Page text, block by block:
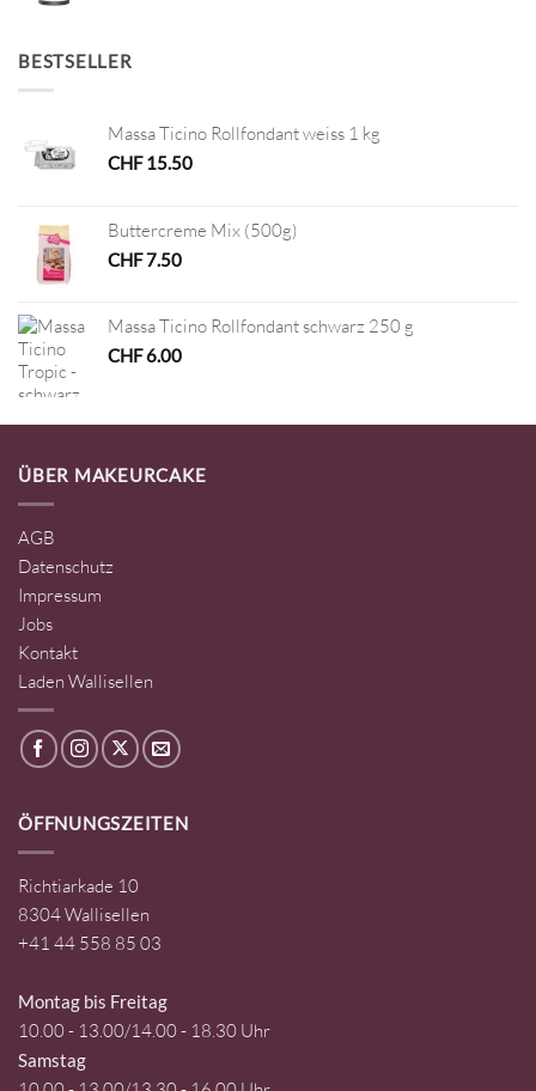
BESTSELLER
Massa Ticino Rollfondant weiss 1 kg
CHF15.50
Buttercreme Mix (500g)
CHF7.50
Massa Ticino Rollfondant schwarz 250 g
CHF6.00
ÜBER MAKEURCAKE
AGB
Datenschutz
Impressum
Jobs
Kontakt
Laden Wallisellen
ÖFFNUNGSZEITEN
Richtiarkade 10
8304 Wallisellen
+41 44 558 85 03
Montag bis Freitag
10.00 - 13.00/14.00 - 18.30 Uhr
Samstag